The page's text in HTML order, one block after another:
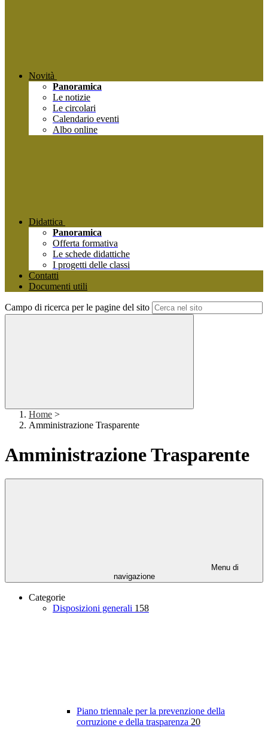
Novità
Panoramica
Le notizie
Le circolari
Calendario eventi
Albo online
Didattica
Panoramica
Offerta formativa
Le schede didattiche
I progetti delle classi
Contatti
Documenti utili
Campo di ricerca per le pagine del sito
Home >
Amministrazione Trasparente
Amministrazione Trasparente
Menu di
navigazione
Categorie
Disposizioni generali 158
Piano triennale per la prevenzione della
corruzione e della trasparenza 20